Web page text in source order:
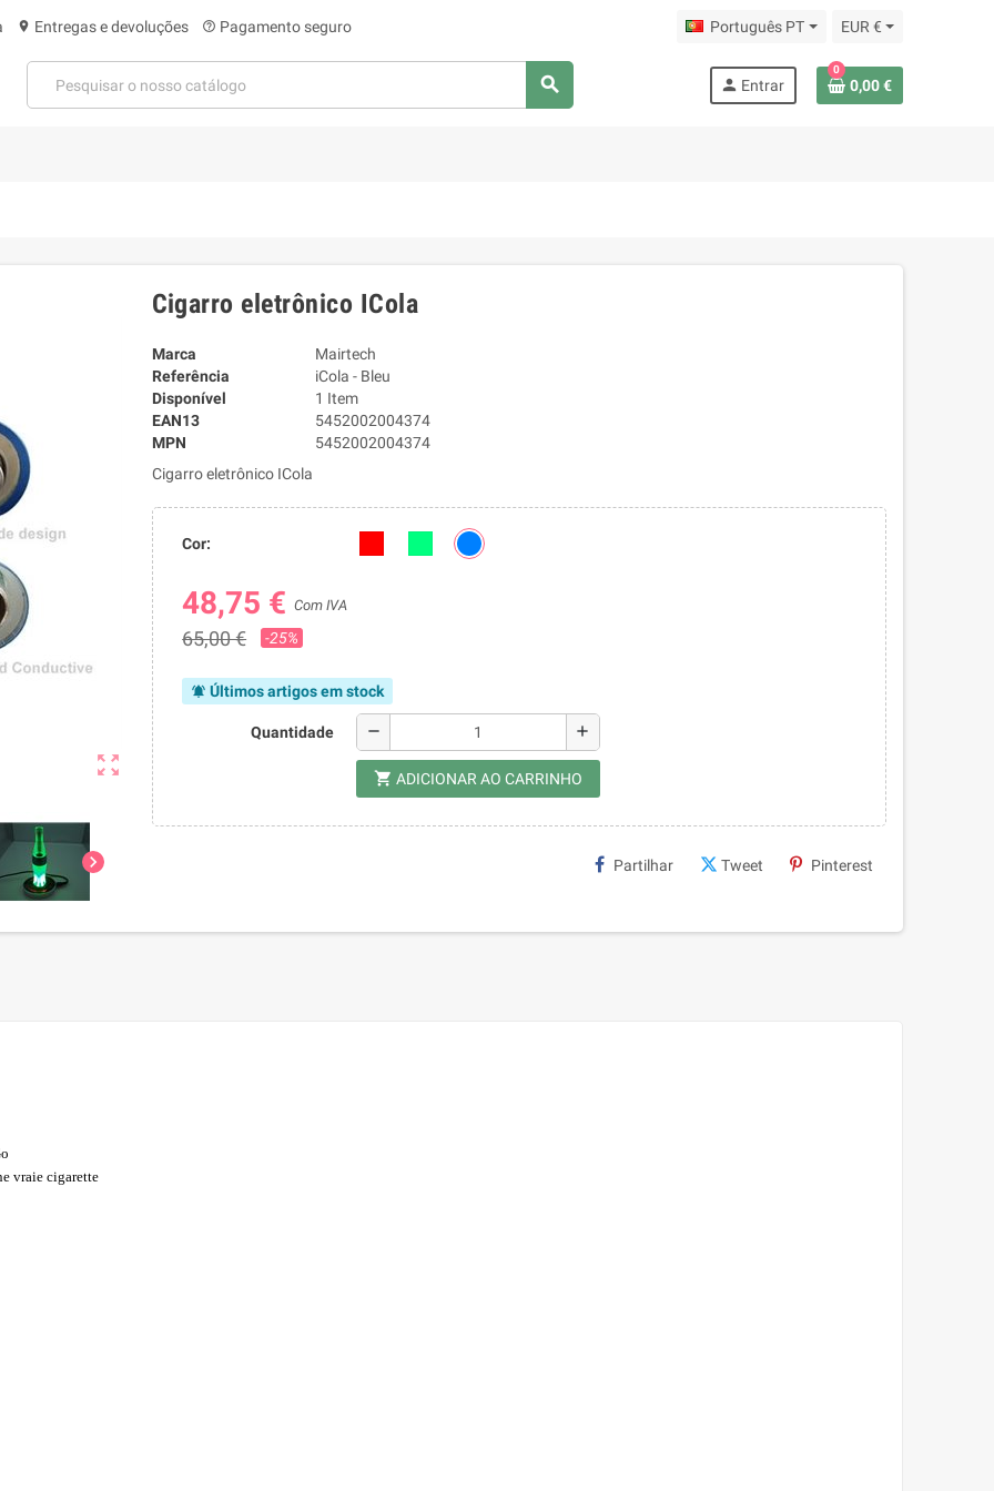
location_on Entregas e devoluções help_outline Pagamento seguro Português PT EUR €
search person Entrar
0
0,00 €
zoom_out_map
chevron_right
Cigarro eletrônico ICola
Marca
Mairtech
Referência
iCola - Bleu
Disponível
1 Item
EAN13
5452002004374
MPN
5452002004374
Cigarro eletrônico ICola
Cor:
48,75 € Com IVA
65,00 € -25%
notifications_active Últimos artigos em stock
Quantidade remove add
shopping_cart ADICIONAR AO CARRINHO
Partilhar Tweet Pinterest
vraie cigarette